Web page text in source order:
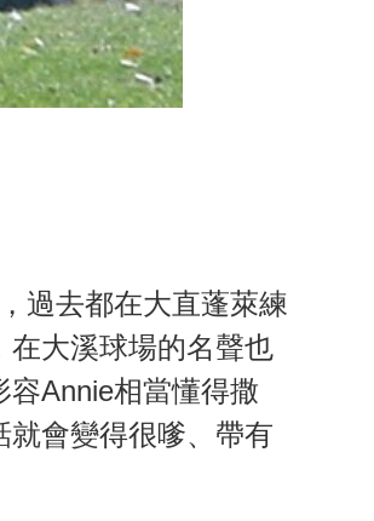
過去都在大直蓬萊練
在大溪球場的名聲也
Annie相當懂得撒
會變得很嗲、帶有